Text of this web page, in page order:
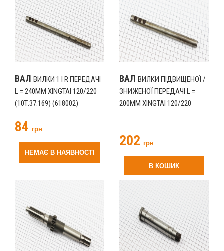
ВАЛ ВИЛКИ 1 І R ПЕРЕДАЧІ
L = 240ММ XINGTAI 120/220
(10Т.37.169) (618002)
84 грн
НЕМАЄ В НАЯВНОСТІ
ВАЛ ВИЛКИ ПІДВИЩЕНОЇ /
ЗНИЖЕНОЇ ПЕРЕДАЧІ L =
200ММ XINGTAI 120/220
202 грн
В КОШИК